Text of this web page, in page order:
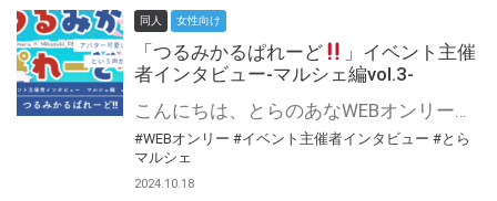
同人 女性向け
「つるみかるぱれーど
」イベント主催
者インタビュー-マルシェ編vol.3-
こんにちは、とらのあなWEBオンリー運営スタッフです。 新たにお届けする、イベント主催者インタビュー-マルシェ編-は、 とらのあなWEBオンリー「マルシェ」をご利用した主催様に 「マルシェ」を使って開催した感想や心がけをお聞きする企画です。 今回は、WEBオンリー初開催「つるみかるぱれーど
#WEBオンリー #イベント主催者インタビュー #とら
マルシェ
2024.10.18